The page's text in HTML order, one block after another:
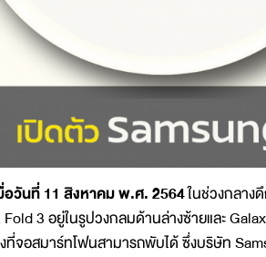
อวันที่ 11 สิงหาคม พ.ศ. 2564ในช่วงกลาง
3 อยู่ในรูปวงกลมด้านล่างซ้ายและ
ที่จอสมาร์ทโฟนสามารถพับได้ ซึ่งบริษัท